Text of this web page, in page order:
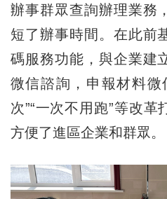
辦事群眾查詢辦理業務
短了辦事時間。在此前
碼服務功能，與企業建
微信諮詢，申報材料微
次”“一次不用跑”等改
方便了進區企業和群眾。